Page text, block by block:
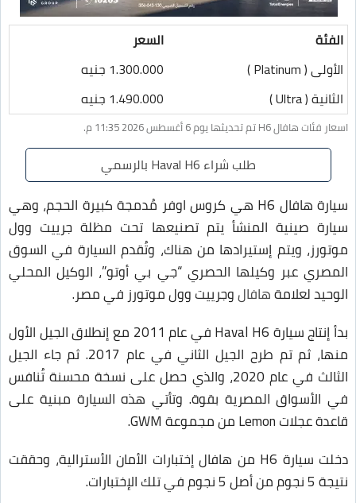
الفئة
السعر
الأولى ( Platinum )
1.300.000 جنيه
الثانية ( Ultra )
1.490.000 جنيه
اسعار فئات هافال H6 تم تحديثها يوم 6 أغسطس 2026 11:35 م.
طلب شراء Haval H6 بالرسمي
سيارة هافال H6 هي كروس اوفر مُدمجة كبيرة الحجم، وهي
سيارة صينية المنشأ يتم تصنيعها تحت مظلة جرييت وول
موتورز، ويتم إستيرادها من هناك، وتُقدم السيارة في السوق
المصري عبر وكيلها الحصري “جي بي أوتو”، الوكيل المحلي
الوحيد لعلامةهافالوجرييت وول موتورز في مصر.
بدأ إنتاج سيارة Haval H6 في عام 2011 مع إنطلاق الجيل الأول
منها، ثم تم طرح الجيل الثاني في عام 2017. ثم جاء الجيل
الثالث في عام 2020، والذي حصل على نسخة محسنة تُنافس
في الأسواق المصرية بقوة. وتأتي هذه السيارة مبنية على
قاعدة عجلات Lemon من مجموعة GWM.
دخلت سيارة H6 من هافال إختبارات الأمان الأسترالية، وحققت
نتيجة 5 نجوم من أصل 5 نجوم في تلك الإختبارات.